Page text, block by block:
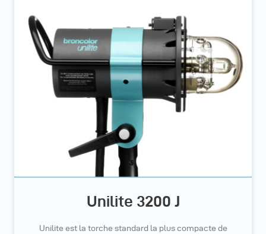
Unilite 3200 J
Unilite est la torche standard la plus compacte de